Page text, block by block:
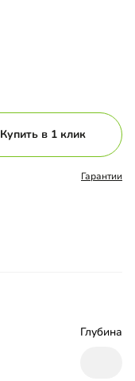
Купить в 1 клик
Гарантии
Глубина